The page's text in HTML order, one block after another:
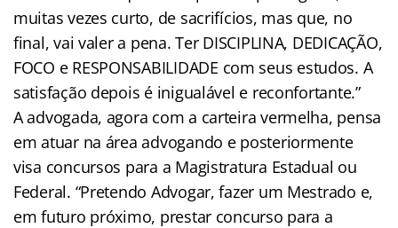
muitas vezes curto, de sacrifícios, mas que, no
final, vai valer a pena. Ter DISCIPLINA, DEDICAÇÃO,
FOCO e RESPONSABILIDADE com seus estudos. A
satisfação depois é inigualável e reconfortante.”
A advogada, agora com a carteira vermelha, pensa
em atuar na área advogando e posteriormente
visa concursos para a Magistratura Estadual ou
Federal. “Pretendo Advogar, fazer um Mestrado e,
em futuro próximo, prestar concurso para a